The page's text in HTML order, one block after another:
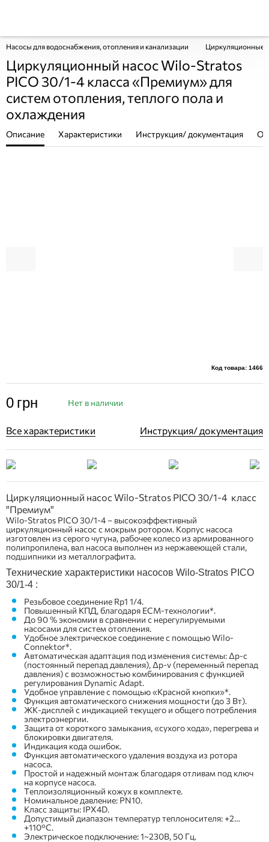
Насосы для водоснабжения, отопления и канализации Циркуляционные
Циркуляционный насос Wilo-Stratos
PICO 30/1-4 класса «Премиум» для
систем отопления, теплого пола и
охлаждения
Описание Характеристики Инструкция/ документация
Код товара: 1466
0 грн Нет в наличии
Все характеристики Инструкция/ документация
Циркуляционный насос Wilo-Stratos PICO 30/1-4 класс
"Премиум"
Wilo-Stratos PICO 30/1-4 – высокоэффективный
циркуляционный насос с мокрым ротором. Корпус насоса
изготовлен из серого чугуна, рабочее колесо из армированного
полипропилена, вал насоса выполнен из нержавеющей стали,
подшипники из металлографита.
Технические характеристики насосов Wilo-Stratos PICO
30/1-4 :
Резьбовое соединение Rp1 1/4.
Повышенный КПД, благодаря ЕСМ-технологии*.
До 90 % экономии в сравнении с нерегулируемыми
насосами для систем отопления.
Удобное электрическое соединение с помощью Wilo-
Connektor*.
Автоматическая адаптация под изменения системы: Δр-с
(постоянный перепад давления), Δр-v (переменный перепад
давления) с возможностью комбинирования с функцией
регулирования Dynamic Adapt.
Удобное управление с помощью «Красной кнопки»*.
Функция автоматического снижения мощности (до 3 Вт).
ЖК-дисплей с индикацией текущего и общего потребления
электроэнергии.
Защита от короткого замыкания, «сухого хода», перегрева и
блокировки двигателя.
Индикация кода ошибок.
Функция автоматического удаления воздуха из ротора
насоса.
Простой и надежный монтаж благодаря отливам под ключ
на корпусе насоса.
Теплоизоляционный кожух в комплекте.
Номинальное давление: PN10.
Класс защиты: IPX4D.
Допустимый диапазон температур теплоносителя: +2…
+110°С.
Электрическое подключение: 1~230В, 50 Гц.